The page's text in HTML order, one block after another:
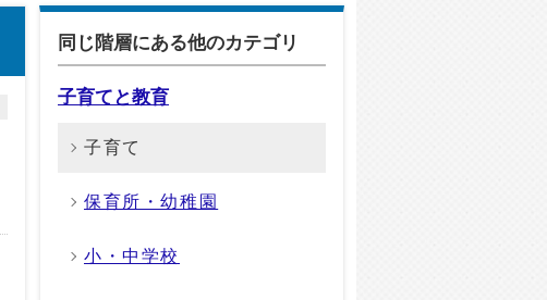
同じ階層にある他のカテゴリ
子育てと教育
子育て
保育所・幼稚園
小・中学校